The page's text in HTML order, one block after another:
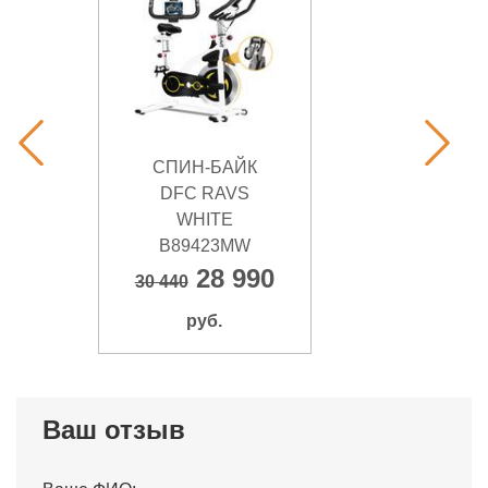
CПИН-БАЙК
DFC RAVS
WHITE
B89423MW
30 44028 990
руб.
Ваш отзыв